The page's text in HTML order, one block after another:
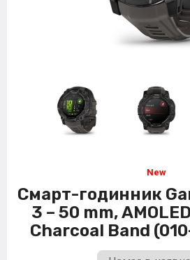
Смарт-годинник
3 – 50 mm,
Charcoal Band